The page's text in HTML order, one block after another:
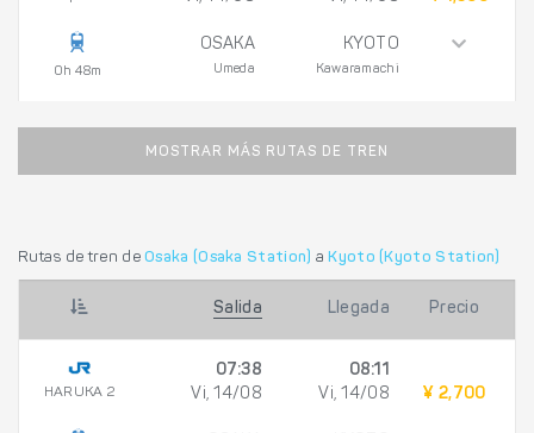
0h 48m
OSAKA
Umeda
KYOTO
Kawaramachi
MOSTRAR MÁS RUTAS DE TREN
Rutas de tren deOsaka (Osaka Station) a Kyoto (Kyoto Station)
Salida Llegada Precio
HARUKA 2
07:38
Vi, 14/08
08:11
Vi, 14/08
¥ 2,700